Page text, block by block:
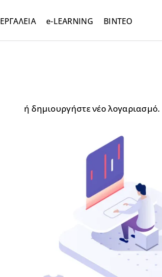
ΕΡΓΑΛΕΙΑ e-LEARNING ΒΙΝΤΕΟ
ή δημιουργήστε νέο λογαριασμό.